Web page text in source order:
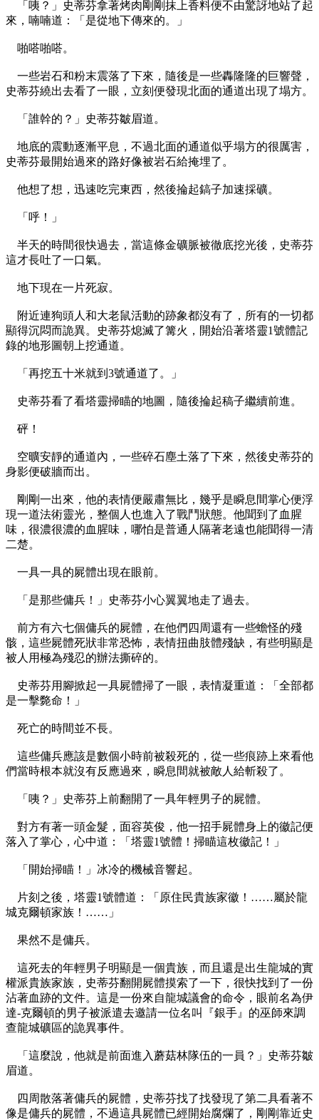
「咦？」史蒂芬拿著烤肉剛剛抹上香料便不由驚訝地站了起
來，喃喃道：「是從地下傳來的。」
啪嗒啪嗒。
一些岩石和粉末震落了下來，隨後是一些轟隆隆的巨響聲，
史蒂芬繞出去看了一眼，立刻便發現北面的通道出現了塌方。
「誰幹的？」史蒂芬皺眉道。
地底的震動逐漸平息，不過北面的通道似乎塌方的很厲害，
史蒂芬最開始過來的路好像被岩石給掩埋了。
他想了想，迅速吃完東西，然後掄起鎬子加速採礦。
「呼！」
半天的時間很快過去，當這條金礦脈被徹底挖光後，史蒂芬
這才長吐了一口氣。
地下現在一片死寂。
附近連狗頭人和大老鼠活動的跡象都沒有了，所有的一切都
顯得沉悶而詭異。史蒂芬熄滅了篝火，開始沿著塔靈1號體記
錄的地形圖朝上挖通道。
「再挖五十米就到3號通道了。」
史蒂芬看了看塔靈掃瞄的地圖，隨後掄起稿子繼續前進。
砰！
空曠安靜的通道內，一些碎石塵土落了下來，然後史蒂芬的
身影便破牆而出。
剛剛一出來，他的表情便嚴肅無比，幾乎是瞬息間掌心便浮
現一道法術靈光，整個人也進入了戰鬥狀態。他聞到了血腥
味，很濃很濃的血腥味，哪怕是普通人隔著老遠也能聞得一清
二楚。
一具一具的屍體出現在眼前。
「是那些傭兵！」史蒂芬小心翼翼地走了過去。
前方有六七個傭兵的屍體，在他們四周還有一些蟾怪的殘
骸，這些屍體死狀非常恐怖，表情扭曲肢體殘缺，有些明顯是
被人用極為殘忍的辦法撕碎的。
史蒂芬用腳掀起一具屍體掃了一眼，表情凝重道：「全部都
是一擊斃命！」
死亡的時間並不長。
這些傭兵應該是數個小時前被殺死的，從一些痕跡上來看他
們當時根本就沒有反應過來，瞬息間就被敵人給斬殺了。
「咦？」史蒂芬上前翻開了一具年輕男子的屍體。
對方有著一頭金髮，面容英俊，他一招手屍體身上的徽記便
落入了掌心，心中道：「塔靈1號體！掃瞄這枚徽記！」
「開始掃瞄！」冰冷的機械音響起。
片刻之後，塔靈1號體道：「原住民貴族家徽！……屬於龍
城克爾頓家族！……」
果然不是傭兵。
這死去的年輕男子明顯是一個貴族，而且還是出生龍城的實
權派貴族家族，史蒂芬翻開屍體摸索了一下，很快找到了一份
沾著血跡的文件。這是一份來自龍城議會的命令，眼前名為伊
達-克爾頓的男子被派遣去邀請一位名叫『銀手』的巫師來調
查龍城礦區的詭異事件。
「這麼說，他就是前面進入蘑菇林隊伍的一員？」史蒂芬皺
眉道。
四周散落著傭兵的屍體，史蒂芬找了找發現了第二具看著不
像是傭兵的屍體，不過這具屍體已經開始腐爛了，剛剛靠近史